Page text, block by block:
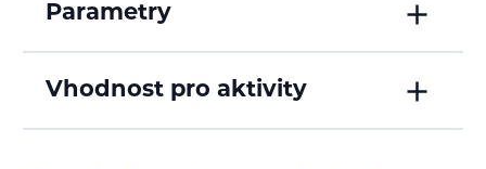
Parametry
Vhodnost pro aktivity